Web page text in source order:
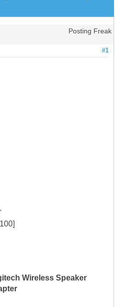
Posting Freak
#1
Wireless Speaker